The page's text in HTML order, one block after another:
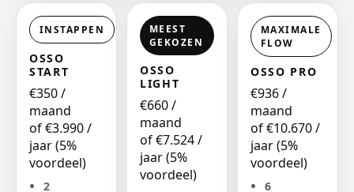
INSTAPPEN
OSSO
START
€350/
maand
of €3.990/
jaar (5%
voordeel)
2
MEEST
GEKOZEN
OSSO
LIGHT
€660/
maand
of €7.524/
jaar (5%
voordeel)
MAXIMALE
FLOW
OSSO PRO
€936/
maand
of €10.670/
jaar (5%
voordeel)
6